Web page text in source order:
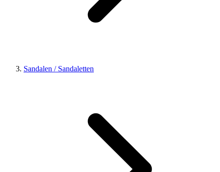
Sandalen / Sandaletten